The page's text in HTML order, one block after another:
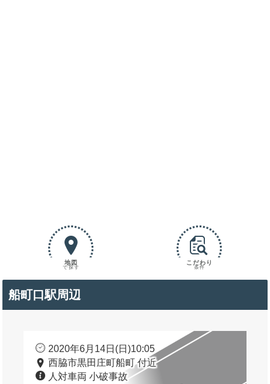
地図
で探す
こだわり
条件
船町口駅周辺
2020年6月14日(日)10:05
西脇市黒田庄町船町 付近
人対車両 小破事故